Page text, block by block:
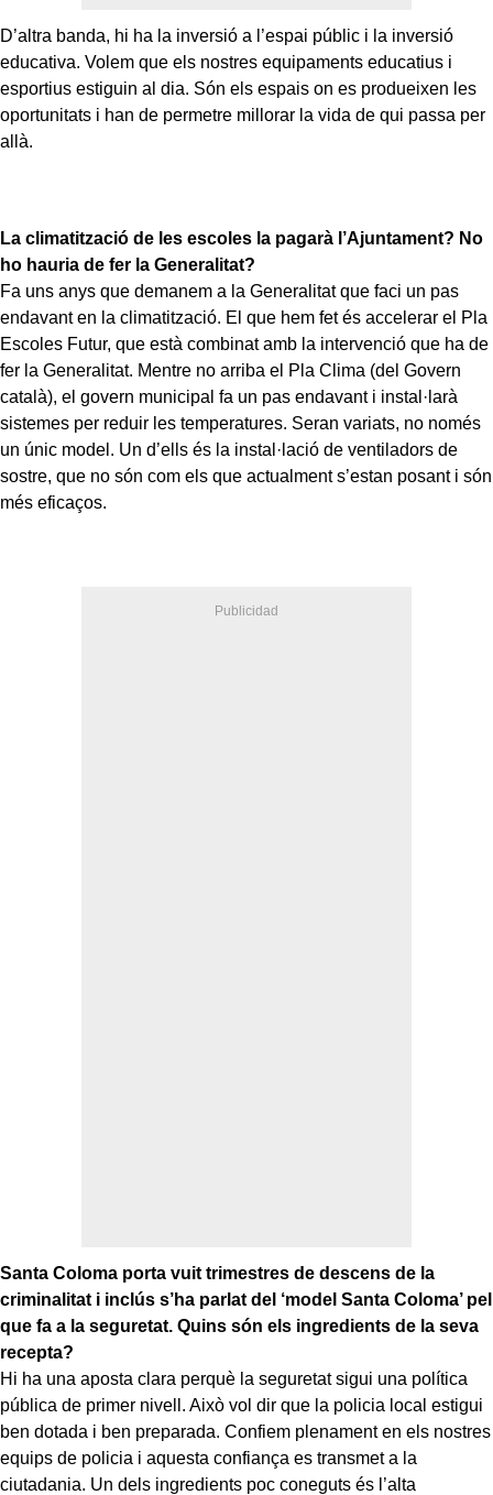
D’altra banda, hi ha la inversió a l’espai públic i la inversió
educativa. Volem que els nostres equipaments educatius i
esportius estiguin al dia. Són els espais on es produeixen les
oportunitats i han de permetre millorar la vida de qui passa per
allà.
La climatització de les escoles la pagarà l’Ajuntament? No
ho hauria de fer la Generalitat?
Fa uns anys que demanem a la Generalitat que faci un pas
endavant en la climatització. El que hem fet és accelerar el Pla
Escoles Futur, que està combinat amb la intervenció que ha de
fer la Generalitat. Mentre no arriba el Pla Clima (del Govern
català), el govern municipal fa un pas endavant i instal·larà
sistemes per reduir les temperatures. Seran variats, no només
un únic model. Un d’ells és la instal·lació de ventiladors de
sostre, que no són com els que actualment s’estan posant i són
més eficaços.
Santa Coloma porta vuit trimestres de descens de la
criminalitat i inclús s’ha parlat del ‘model Santa Coloma’ pel
que fa a la seguretat. Quins són els ingredients de la seva
recepta?
Hi ha una aposta clara perquè la seguretat sigui una política
pública de primer nivell. Això vol dir que la policia local estigui
ben dotada i ben preparada. Confiem plenament en els nostres
equips de policia i aquesta confiança es transmet a la
ciutadania. Un dels ingredients poc coneguts és l’alta